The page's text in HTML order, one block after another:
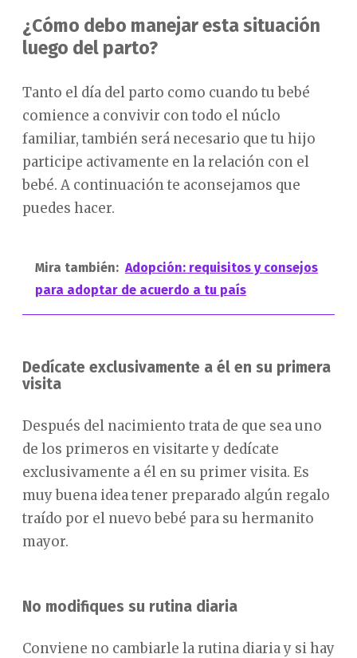
¿Cómo debo manejar esta situación
luego del parto?
Tanto el día del parto como cuando tu bebé
comience a convivir con todo el núclo
familiar, también será necesario que tu hijo
participe activamente en la relación con el
bebé. A continuación te aconsejamos que
puedes hacer.
Mira también: Adopción: requisitos y consejos
para adoptar de acuerdo a tu país
Dedícate exclusivamente a él en su primera
visita
Después del nacimiento trata de que sea uno
de los primeros en visitarte y dedícate
exclusivamente a él en su primer visita. Es
muy buena idea tener preparado algún regalo
traído por el nuevo bebé para su hermanito
mayor.
No modifiques su rutina diaria
Conviene no cambiarle la rutina diaria y si hay